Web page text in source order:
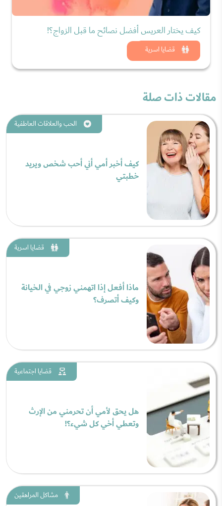
قضايا اسرية
كيف يختار العريس أفضل نصائح ما قبل الزواج؟!
شاهد الان
مقالات ذات صلة
الحب والعلاقات العاطفية
كيف أخبر أمي أني أحب شخص ويريد
خطبتي
قضايا اسرية
ماذا أفعل إذا اتهمني زوجي في الخيانة
وكيف أتصرف؟
قضايا اجتماعية
هل يحق لأمي أن تحرمني من الإرث
وتعطي أخي كل شيء؟!
مشاكل المراهقين